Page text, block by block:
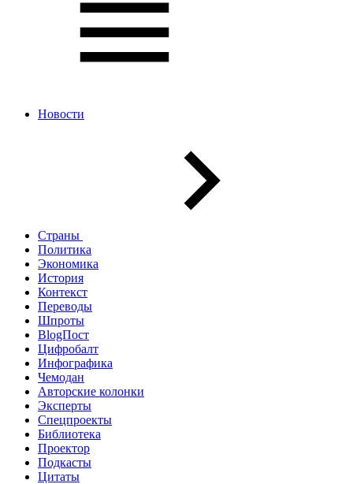
Новости
Страны
Политика
Экономика
История
Контекст
Переводы
Шпроты
BlogПост
Цифробалт
Инфографика
Чемодан
Авторские колонки
Эксперты
Спецпроекты
Библиотека
Проектор
Подкасты
Цитаты